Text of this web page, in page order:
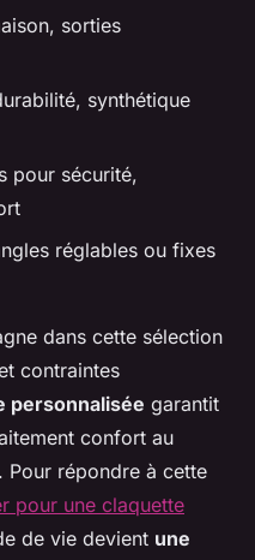
sorties
synthétique
pour sécurité,
réglables ou fixes
dans cette sélection
contraintes
personnalisée garantit
confort au
Pour répondre à cette
pour une claquette
de vie devient une